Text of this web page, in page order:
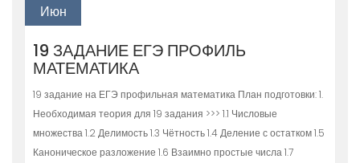
Июн
19 ЗАДАНИЕ ЕГЭ ПРОФИЛЬ
МАТЕМАТИКА
19 задание на ЕГЭ профильная математика План подготовки: 1.
Необходимая теория для 19 задания >>> 1.1 Числовые
множества 1.2 Делимость 1.3 Чётность 1.4 Деление с остатком 1.5
Каноническое разложение 1.6 Взаимно простые числа 1.7